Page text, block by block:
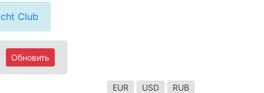
Club
Обновить
EUR USD RUB